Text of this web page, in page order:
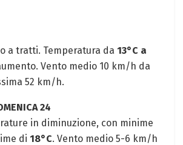
a tratti. Temperatura da 13°C a
Vento medio 10 km/h da
52 km/h.
24
in diminuzione, con minime
di 18°C. Vento medio 5-6 km/h